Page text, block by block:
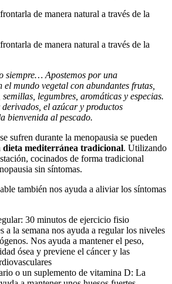
siempre… Apostemos por una
mundo vegetal con abundantes frutas,
legumbres, aromáticas y especias.
el azúcar y productos
bienvenida al pescado.
sufren durante la menopausia se pueden
dieta mediterránea tradicional. Utilizando
cocinados de forma tradicional
sin síntomas.
también nos ayuda a aliviar los síntomas
30 minutos de ejercicio fisio
a la semana nos ayuda a regular los niveles
Nos ayuda a mantener el peso,
ósea y previene el cáncer y las
o un suplemento de vitamina D: La